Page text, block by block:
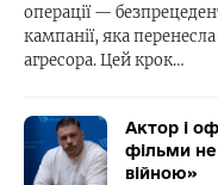
операції —
кампанії, яка
агресора. Цей крок…
Актор і
фільми не
війною»